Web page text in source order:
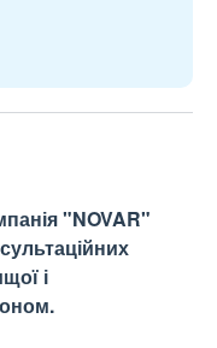
"NOVAR"
і